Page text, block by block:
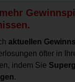
aktuellen
öfter in
indem Sie
.